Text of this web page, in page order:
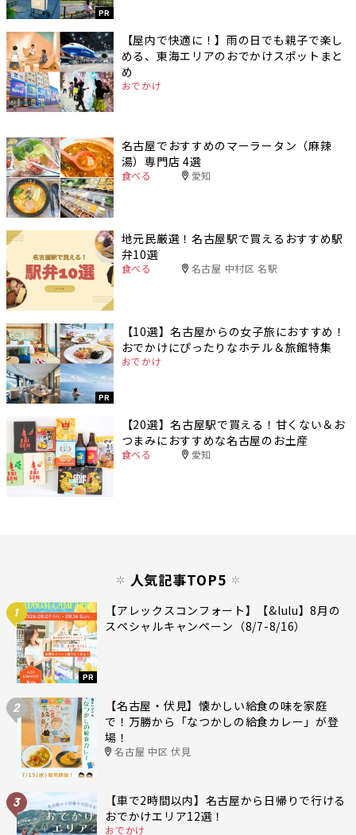
PR
【屋内で快適に！】雨の日でも親子で楽し
める、東海エリアのおでかけスポットまと
め
おでかけ
名古屋でおすすめのマーラータン（麻辣
湯）専門店 4選
食べる 愛知
地元民厳選！名古屋駅で買えるおすすめ駅
弁10選
食べる 名古屋 中村区 名駅
PR
【10選】名古屋からの女子旅におすすめ！
おでかけにぴったりなホテル＆旅館特集
おでかけ
【20選】名古屋駅で買える！甘くない＆お
つまみにおすすめな名古屋のお土産
食べる 愛知
人気記事TOP5
1
PR
【アレックスコンフォート】【&lulu】8月の
スペシャルキャンペーン（8/7-8/16）
2
【名古屋・伏見】懐かしい給食の味を家庭
で！万勝から「なつかしの給食カレー」が登
場！
名古屋 中区 伏見
3
【車で2時間以内】名古屋から日帰りで行ける
おでかけエリア12選！
おでかけ